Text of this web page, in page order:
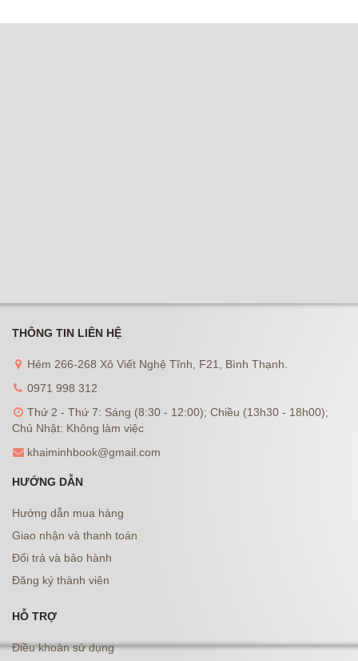
THÔNG TIN LIÊN HỆ
Hẻm 266-268 Xô Viết Nghệ Tĩnh, F21, Bình Thạnh.
0971 998 312
Thứ 2 - Thứ 7: Sáng (8:30 - 12:00); Chiều (13h30 - 18h00);
Chủ Nhật: Không làm việc
khaiminhbook@gmail.com
HƯỚNG DẪN
Hướng dẫn mua hàng
Giao nhận và thanh toán
Đổi trả và bảo hành
Đăng ký thành viên
HỖ TRỢ
Điều khoản sử dụng